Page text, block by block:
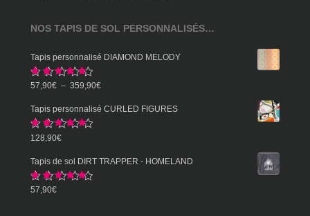
NOS TAPIS DE SOL PERSONNALISÉS…
Tapis personnalisé DIAMOND MELODY
Note 5.00
sur 5
57,90€ – 359,90€Plage
à
Tapis personnalisé CURLED FIGURES
Note
sur 5
128,90€
Tapis de sol DIRT TRAPPER - HOMELAND
Note
sur 5
57,90€